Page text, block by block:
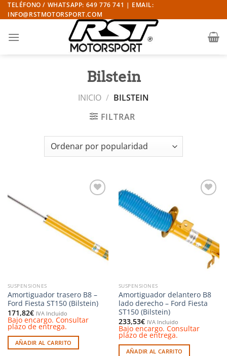
Saltar
al
TELÉFONO / WHATSAPP: 649 776 741 | EMAIL:
INFO@RSTMOTORSPORT.COM
Bilstein
INICIO / BILSTEIN
FILTRAR
SUSPENSIONES
Amortiguador trasero B8 –
Ford Fiesta ST150 (Bilstein)
171,82€ IVA Incluido
Bajo encargo. Consultar
plazo de entrega.
AÑADIR AL CARRITO
SUSPENSIONES
Amortiguador delantero B8
lado derecho – Ford Fiesta
ST150 (Bilstein)
233,53€ IVA Incluido
Bajo encargo. Consultar
plazo de entrega.
AÑADIR AL CARRITO